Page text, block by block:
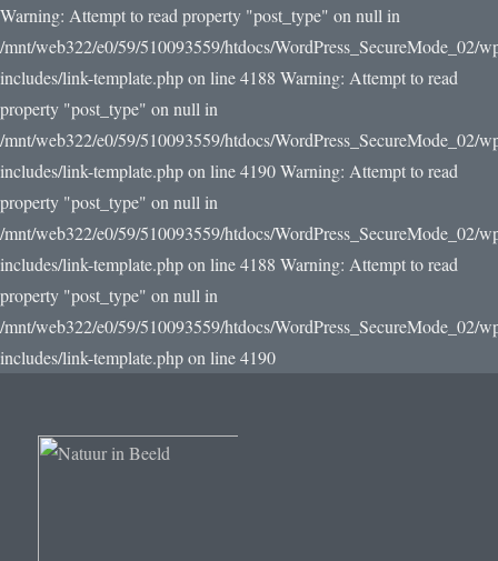
Warning: Attempt to read property "post_type" on null in
/mnt/web322/e0/59/510093559/htdocs/WordPress_SecureMode_02/
includes/link-template.php on line 4188 Warning: Attempt to read
property "post_type" on null in
/mnt/web322/e0/59/510093559/htdocs/WordPress_SecureMode_02/
includes/link-template.php on line 4190Warning: Attempt to read
property "post_type" on null in
/mnt/web322/e0/59/510093559/htdocs/WordPress_SecureMode_02/
includes/link-template.php on line 4188 Warning: Attempt to read
property "post_type" on null in
/mnt/web322/e0/59/510093559/htdocs/WordPress_SecureMode_02/
includes/link-template.php on line 4190